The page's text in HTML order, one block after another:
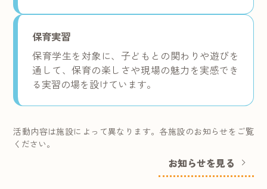
保育実習
保育学生を対象に、子どもとの関わりや遊びを
通して、保育の楽しさや現場の魅力を実感でき
る実習の場を設けています。
活動内容は施設によって異なります。各施設のお知らせをご覧
ください。
お知らせを見る